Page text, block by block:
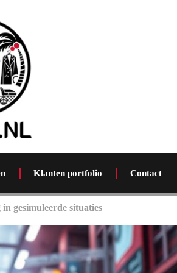
Klanten portfolio Contact
gesimuleerde situaties